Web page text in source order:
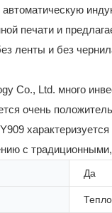
печати и
ленты и без
Co., Ltd. много
очень
с
Да
Тепло